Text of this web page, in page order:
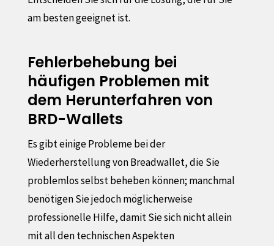
am besten geeignet ist.
Fehlerbehebung bei
häufigen Problemen mit
dem Herunterfahren von
BRD-Wallets
Es gibt einige Probleme bei der
Wiederherstellung von Breadwallet, die Sie
problemlos selbst beheben können; manchmal
benötigen Sie jedoch möglicherweise
professionelle Hilfe, damit Sie sich nicht allein
mit all den technischen Aspekten